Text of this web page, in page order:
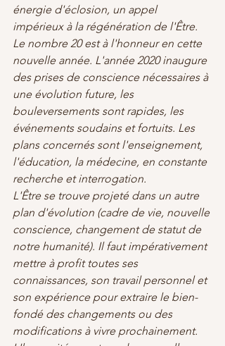
énergie d'éclosion, un appel
impérieux à la régénération de l'Être.
Le nombre 20 est à l'honneur en cette
nouvelle année. L'année 2020 inaugure
des prises de conscience nécessaires à
une évolution future, les
bouleversements sont rapides, les
événements soudains et fortuits. Les
plans concernés sont l'enseignement,
l'éducation, la médecine, en constante
recherche et interrogation.
L'Être se trouve projeté dans un autre
plan d'évolution (cadre de vie, nouvelle
conscience, changement de statut de
notre humanité). Il faut impérativement
mettre à profit toutes ses
connaissances, son travail personnel et
son expérience pour extraire le bien-
fondé des changements ou des
modifications à vivre prochainement.